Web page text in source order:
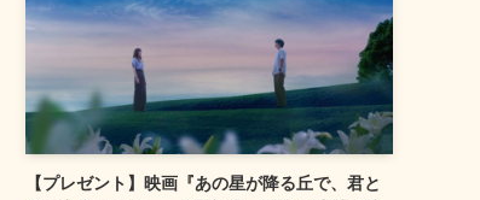
【プレゼント】映画『あの星が降る丘で、君と